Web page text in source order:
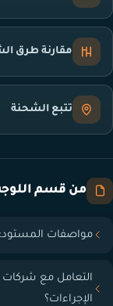
مقارنة طرق
تتبع الشحنة
من قسم
مواصفات
التعامل مع
الإجراءات؟